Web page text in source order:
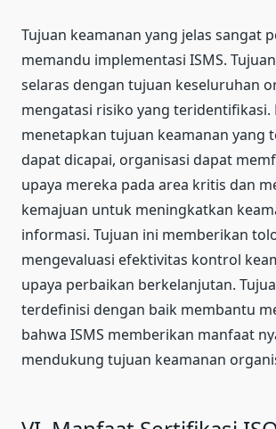
Tujuan keamanan yang jelas sangat
memandu implementasi ISMS.
selaras dengan tujuan keseluruhan
mengatasi risiko yang teridentifikasi.
menetapkan tujuan keamanan yang
dapat dicapai, organisasi dapat
upaya mereka pada area kritis dan
kemajuan untuk meningkatkan
informasi. Tujuan ini memberikan
mengevaluasi efektivitas kontrol
upaya perbaikan berkelanjutan.
terdefinisi dengan baik membantu
bahwa ISMS memberikan manfaat
mendukung tujuan keamanan